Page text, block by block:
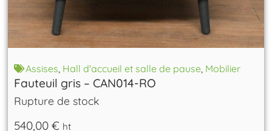
Assises Hall d'accueil et salle de pause Mobilier
Fauteuil gris – CAN014-RO
Rupture de stock
540,00€ ht